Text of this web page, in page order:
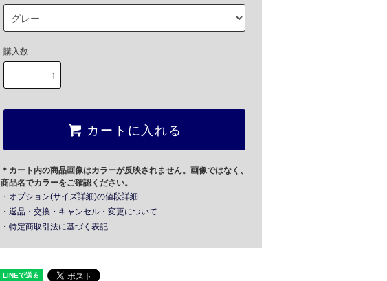
購入数
カートに入れる
＊カート内の商品画像はカラーが反映されません。画像ではなく、
商品名でカラーをご確認ください。
・オプション(サイズ詳細)の値段詳細
・返品・交換・キャンセル・変更について
・特定商取引法に基づく表記